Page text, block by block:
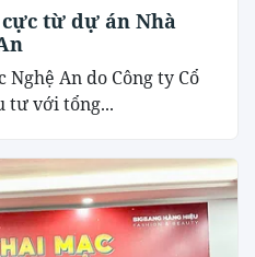
từ dự án Nhà
An do Công ty Cổ
tư với tổng...